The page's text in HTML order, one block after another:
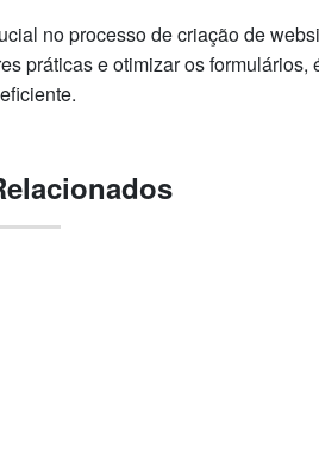
no processo de criação de
práticas e otimizar os formulários,